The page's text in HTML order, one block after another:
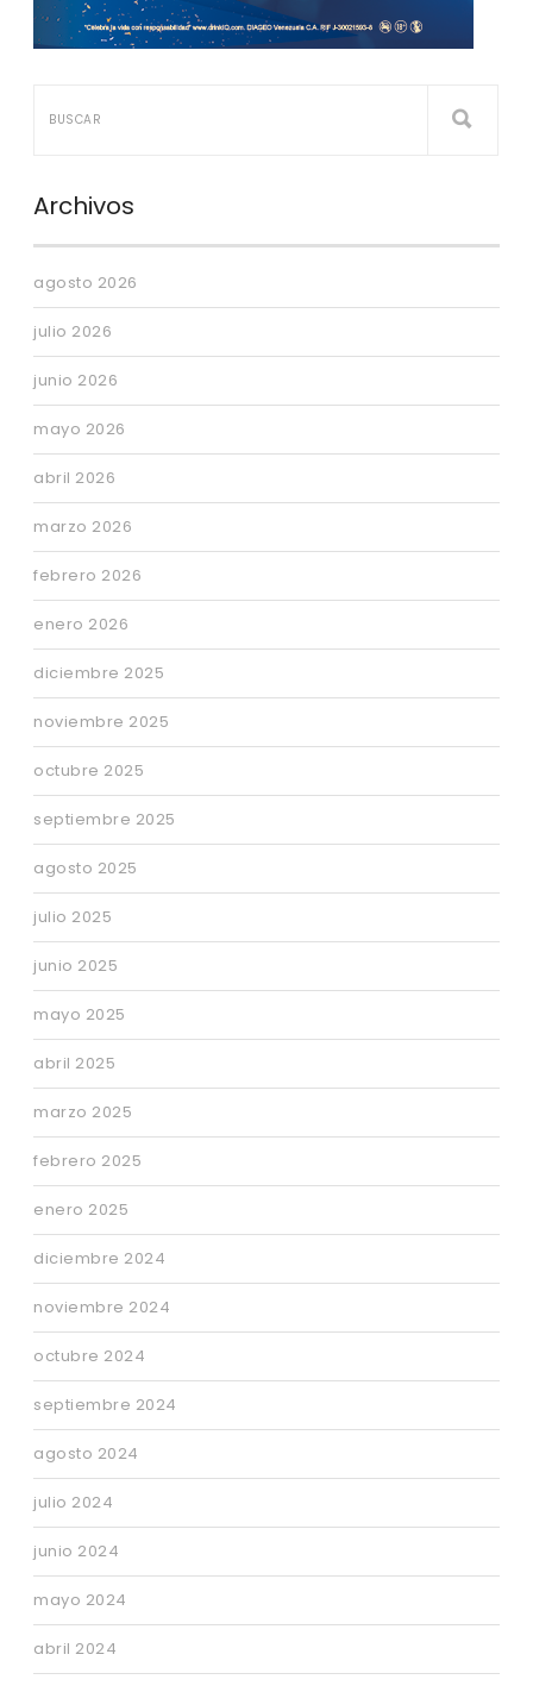
Archivos
agosto 2026
julio 2026
junio 2026
mayo 2026
abril 2026
marzo 2026
febrero 2026
enero 2026
diciembre 2025
noviembre 2025
octubre 2025
septiembre 2025
agosto 2025
julio 2025
junio 2025
mayo 2025
abril 2025
marzo 2025
febrero 2025
enero 2025
diciembre 2024
noviembre 2024
octubre 2024
septiembre 2024
agosto 2024
julio 2024
junio 2024
mayo 2024
abril 2024